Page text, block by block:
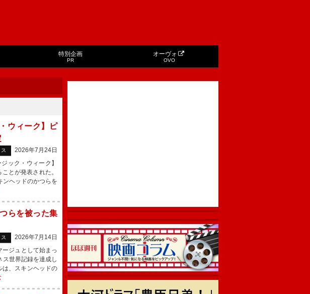
特別企画
PR
オーヴォ
OVO
ウィーク】ピ
2026年7月24日
ック・ウィーク】
とが発表された。
ンヘッドのかつらを
らを被った集
2026年7月14日
ジュとして始まっ
世界記録を達成し
、スキンヘッドの